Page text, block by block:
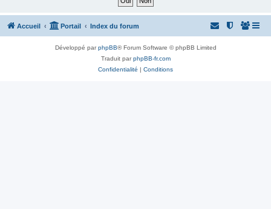
Accueil Portail Index du forum
Développé parphpBB® Forum Software © phpBB Limited
Traduit parphpBB-fr.com
Confidentialité | Conditions